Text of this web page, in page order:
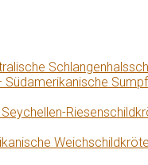
Südamerikanische